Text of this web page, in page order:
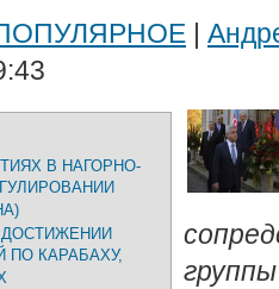
|
В НАГОРНО-
ПО КАРАБАХУ,